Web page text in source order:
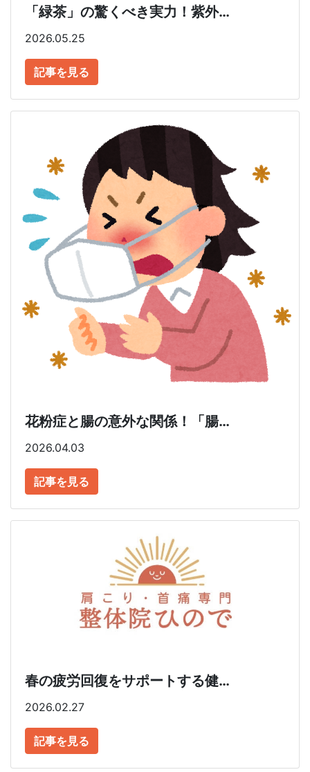
「緑茶」の驚くべき実力！紫外…
2026.05.25
記事を見る
花粉症と腸の意外な関係！「腸…
2026.04.03
記事を見る
春の疲労回復をサポートする健…
2026.02.27
記事を見る